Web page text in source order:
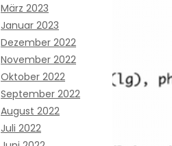
März 2023
Januar 2023
Dezember 2022
November 2022
Oktober 2022
September 2022
August 2022
Juli 2022